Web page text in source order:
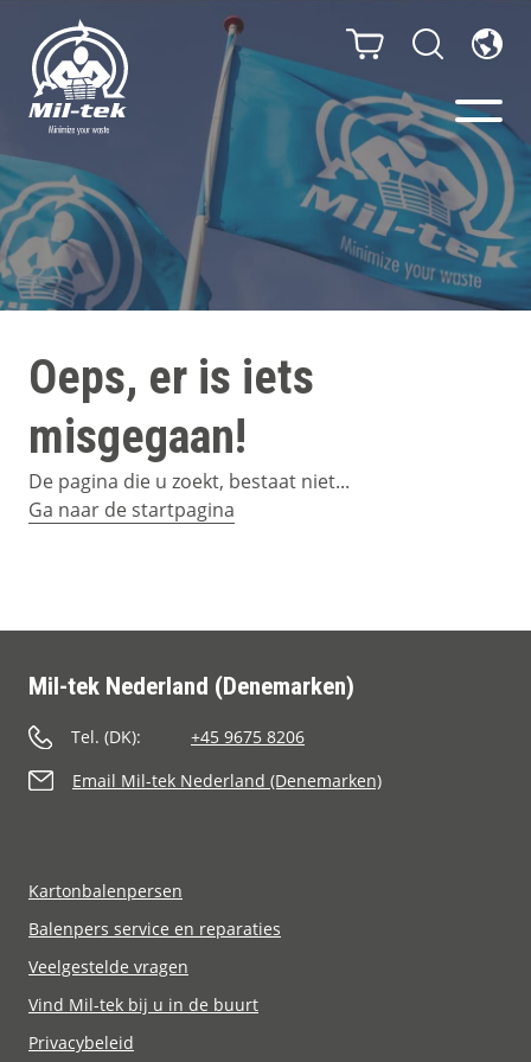
Balenpersen en compactors
Segmenten
Materialen
Gidsen
Oeps, er is iets
misgegaan!
De pagina die u zoekt, bestaat niet...
Ga naar de startpagina
Mil-tek Nederland (Denemarken)
Tel. (DK):
+45 9675 8206
Email Mil-tek Nederland (Denemarken)
Kartonbalenpersen
Balenpers service en reparaties
Veelgestelde vragen
Vind Mil-tek bij u in de buurt
Privacybeleid